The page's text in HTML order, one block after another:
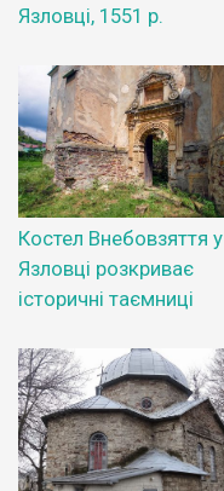
Язловці, 1551 р.
Костел Внебовзяття у
Язловці розкриває
історичні таємниці